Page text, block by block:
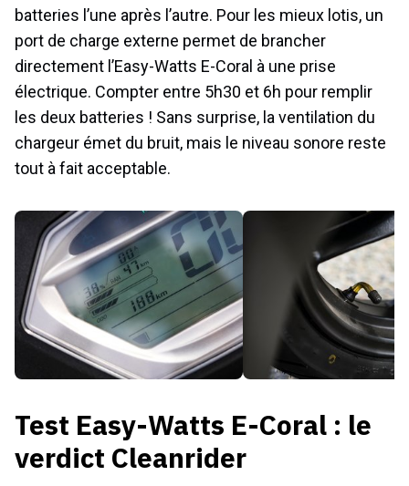
batteries l’une après l’autre. Pour les mieux lotis, un
port de charge externe permet de brancher
directement l’Easy-Watts E-Coral à une prise
électrique. Compter entre 5h30 et 6h pour remplir
les deux batteries ! Sans surprise, la ventilation du
chargeur émet du bruit, mais le niveau sonore reste
tout à fait acceptable.
Test Easy-Watts E-Coral : le
verdict Cleanrider